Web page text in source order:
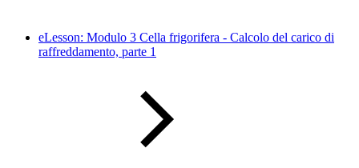
eLesson: Modulo 3 Cella frigorifera - Calcolo del carico di
raffreddamento, parte 1